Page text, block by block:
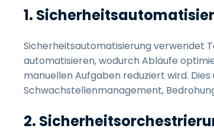
1.
Sicherheitsautomatisierung verwendet
automatisieren, wodurch Abläufe
manuellen Aufgaben reduziert wird.
Schwachstellenmanagement,
2.